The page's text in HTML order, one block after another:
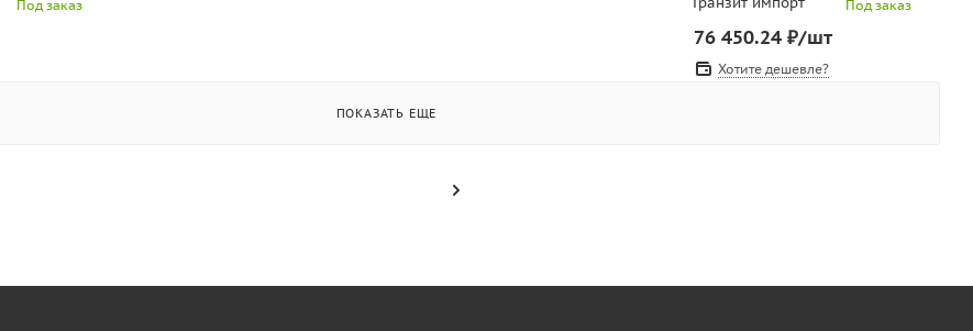
Под заказ Под заказ
76 450.24₽/шт
Хотите дешевле?
ПОКАЗАТЬ ЕЩЕ